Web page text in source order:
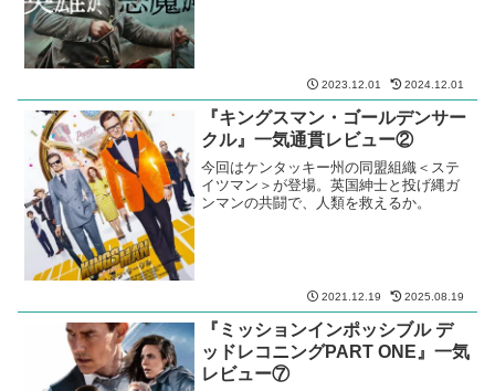
2023.12.01 2024.12.01
『キングスマン・ゴールデンサー
クル』一気通貫レビュー②
今回はケンタッキー州の同盟組織＜ステ
イツマン＞が登場。英国紳士と投げ縄ガ
ンマンの共闘で、人類を救えるか。
2021.12.19 2025.08.19
『ミッションインポッシブル デ
ッドレコニングPART ONE』一気
レビュー⑦